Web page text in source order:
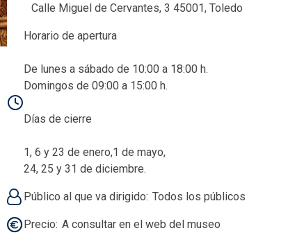
Calle Miguel de Cervantes, 3 45001, Toledo
Horario de apertura
De lunes a sábado de 10:00 a 18:00 h.
Domingos de 09:00 a 15:00 h.
Días de cierre
1, 6 y 23 de enero,1 de mayo,
24, 25 y 31 de diciembre.
Público al que va dirigido Todos los públicos
Precio A consultar en el web del museo